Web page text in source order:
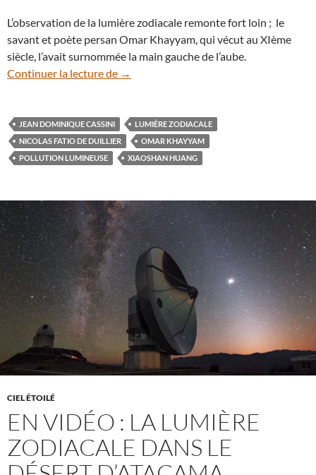
L’observation de la lumière zodiacale remonte fort loin ; le
savant et poète persan Omar Khayyam, qui vécut au XIème
siècle, l’avait surnommée la main gauche de l’aube.
Continuer la lecture de Partez à la recherche de la discrète
→
JEAN DOMINIQUE CASSINI
LUMIÈRE ZODIACALE
NICOLAS FATIO DE DUILLIER
OMAR KHAYYAM
POLLUTION LUMINEUSE
XIAOSHAN HUANG
CIEL ÉTOILÉ
EN VIDÉO : LA LUMIÈRE
ZODIACALE DANS LE